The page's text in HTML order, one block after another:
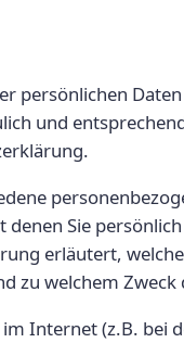
persönlichen
und
denen Sie
erläutert,
zu welchem Zweck
Internet (z.B. bei